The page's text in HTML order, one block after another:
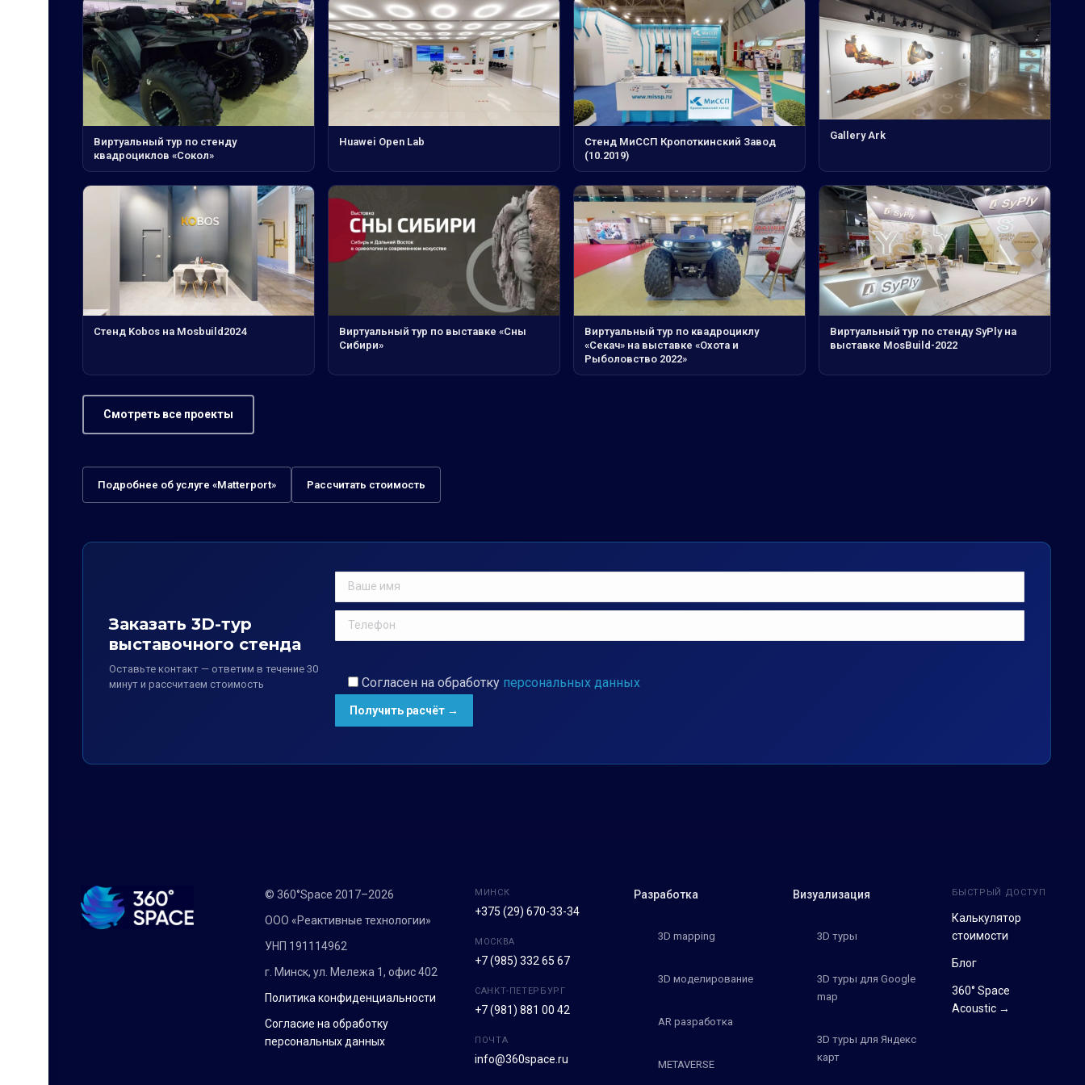
Виртуальный тур по стенду
квадроциклов «Сокол»
Huawei Open Lab
Стенд МиССП Кропоткинский Завод
(10.2019)
Gallery Ark
Стенд Kobos на Mosbuild2024
Виртуальный тур по выставке «Сны
Сибири»
Виртуальный тур по квадроциклу
«Секач» на выставке «Охота и
Рыболовство 2022»
Виртуальный тур по стенду SyPly на
выставке MosBuild-2022
Смотреть все проекты
Подробнее об услуге «Matterport» Рассчитать стоимость
Заказать 3D-тур
выставочного стенда
Оставьте контакт — ответим в течение 30
минут и рассчитаем стоимость
Согласен на обработку персональных данных
© 360°Space 2017–2026
ООО «Реактивные технологии»
УНП 191114962
г. Минск, ул. Мележа 1, офис 402
Политика конфиденциальности
Согласие на обработку
персональных данных
МИНСК
+375 (29) 670-33-34
МОСКВА
+7 (985) 332 65 67
САНКТ-ПЕТЕРБУРГ
+7 (981) 881 00 42
ПОЧТА
info@360space.ru
Разработка
3D mapping
3D моделирование
AR разработка
METAVERSE
Визуализация
3D туры
3D туры для Google
map
3D туры для Яндекс
карт
БЫСТРЫЙ ДОСТУП
Калькулятор
стоимости
Блог
360° Space
Acoustic →